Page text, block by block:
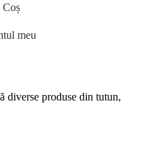
Coș
meu
diverse produse din tutun,